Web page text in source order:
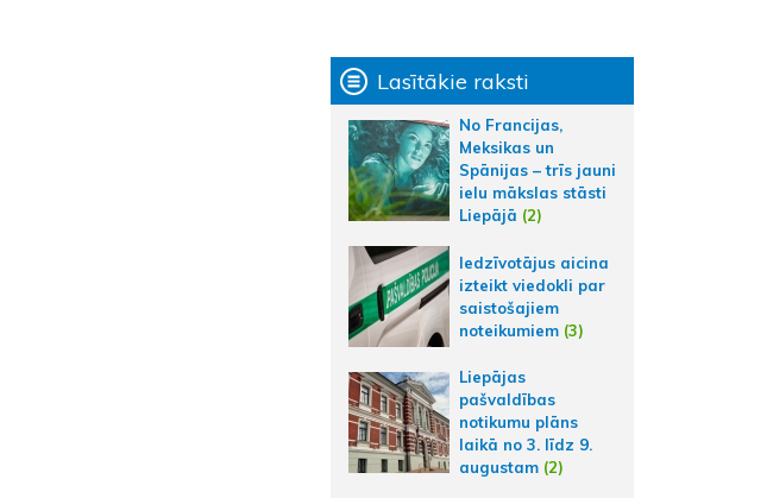
Lasītākie raksti
No Francijas,
Meksikas un
Spānijas – trīs jauni
ielu mākslas stāsti
Liepājā (2)
Iedzīvotājus aicina
izteikt viedokli par
saistošajiem
noteikumiem (3)
Liepājas
pašvaldības
notikumu plāns
laikā no 3. līdz 9.
augustam (2)